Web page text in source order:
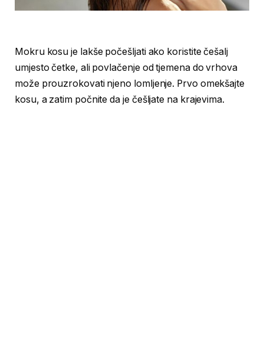
Mokru kosu je lakše počešljati ako koristite češalj
umjesto četke, ali povlačenje od tjemena do vrhova
može prouzrokovati njeno lomljenje. Prvo omekšajte
kosu, a zatim počnite da je češljate na krajevima.